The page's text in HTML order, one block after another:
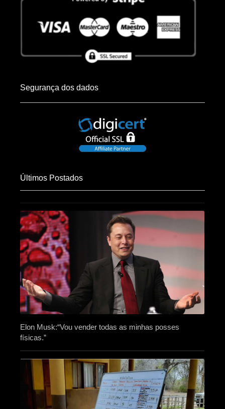
Segurança dos dados
Últimos Postados
Elon Musk:“Vou vender todas as minhas posses
físicas.”